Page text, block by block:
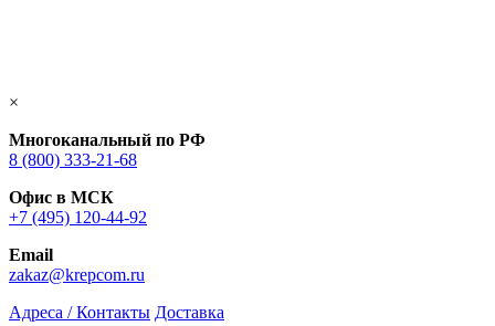
×
Многоканальный по РФ
8 (800) 333‑21-68
Офис в МСК
+7 (495) 120-44-92
Email
zakaz@krepcom.ru
Адреса / Контакты Доставка